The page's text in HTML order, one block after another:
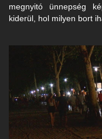
megnyitó ünnepség
kiderül, hol milyen bort